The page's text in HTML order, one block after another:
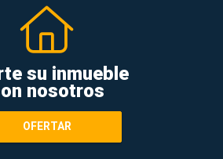
su inmueble
nosotros
OFERTAR